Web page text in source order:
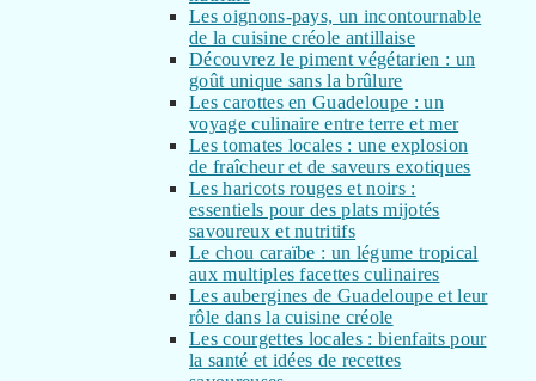
Les oignons-pays, un incontournable
de la cuisine créole antillaise
Découvrez le piment végétarien : un
goût unique sans la brûlure
Les carottes en Guadeloupe : un
voyage culinaire entre terre et mer
Les tomates locales : une explosion
de fraîcheur et de saveurs exotiques
Les haricots rouges et noirs :
essentiels pour des plats mijotés
savoureux et nutritifs
Le chou caraïbe : un légume tropical
aux multiples facettes culinaires
Les aubergines de Guadeloupe et leur
rôle dans la cuisine créole
Les courgettes locales : bienfaits pour
la santé et idées de recettes